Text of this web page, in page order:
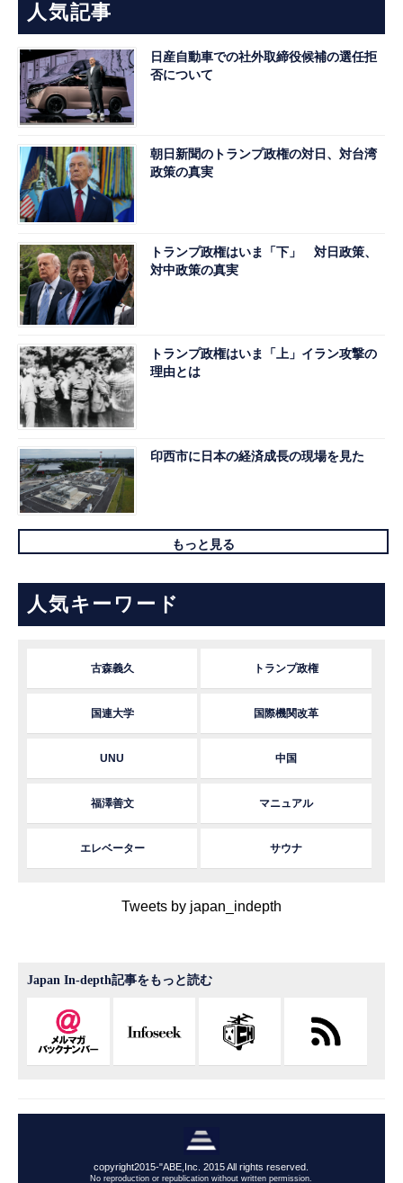
人気記事
日産自動車での社外取締役候補の選任拒
否について
朝日新聞のトランプ政権の対日、対台湾
政策の真実
トランプ政権はいま「下」 対日政策、
対中政策の真実
トランプ政権はいま「上」イラン攻撃の
理由とは
印西市に日本の経済成長の現場を見た
もっと見る
人気キーワード
古森義久 トランプ政権
国連大学 国際機関改革
UNU 中国
福澤善文 マニュアル
エレベーター サウナ
Tweets by japan_indepth
Japan In-depth記事をもっと読む
copyright2015-"ABE,Inc. 2015 All rights reserved.
No reproduction or republication without written permission.